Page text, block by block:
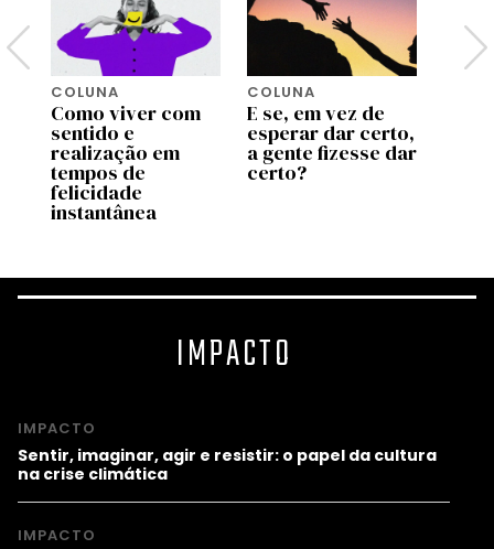
COLUNA
Como viver com
sentido e
realização em
tempos de
felicidade
instantânea
COLUNA
E se, em vez de
esperar dar certo,
a gente fizesse dar
certo?
IMPACTO
IMPACTO
Sentir, imaginar, agir e resistir: o papel da cultura
na crise climática
IMPACTO